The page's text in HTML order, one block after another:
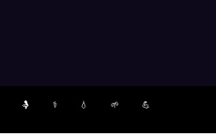
🤱 ⚕️ 💧 🌱 💪